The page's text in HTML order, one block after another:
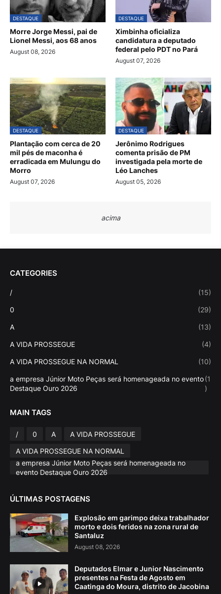
DESTAQUE
Morre Jorge Messi, pai de
Lionel Messi, aos 68 anos
August 08, 2026
DESTAQUE
Ximbinha oficializa
candidatura a deputado
federal pelo PDT no Pará
August 07, 2026
DESTAQUE
Plantação com cerca de 20
mil pés de maconha é
erradicada em Mulungu do
Morro
August 07, 2026
DESTAQUE
Jerônimo Rodrigues
comenta prisão de PM
investigada pela morte de
Léo Lanches
August 05, 2026
acima
CATEGORIES
/ (15)
0 (29)
A (13)
A VIDA PROSSEGUE (4)
A VIDA PROSSEGUE NA NORMAL (10)
a empresa Júnior Moto Peças será homenageada no evento
Destaque Ouro 2026
(1
)
MAIN TAGS
/ 0 A
A VIDA PROSSEGUE
A VIDA PROSSEGUE NA NORMAL
a empresa Júnior Moto Peças será homenageada no
evento Destaque Ouro 2026
ÚLTIMAS POSTAGENS
Explosão em garimpo deixa trabalhador
morto e dois feridos na zona rural de
Santaluz
August 08, 2026
Deputados Elmar e Junior Nascimento
presentes na Festa de Agosto em
Caatinga do Moura, distrito de Jacobina